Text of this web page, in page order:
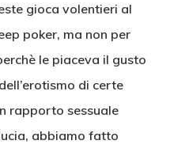
gioca volentieri al
poker, ma non per
le piaceva il gusto
di certe
rapporto sessuale
abbiamo fatto